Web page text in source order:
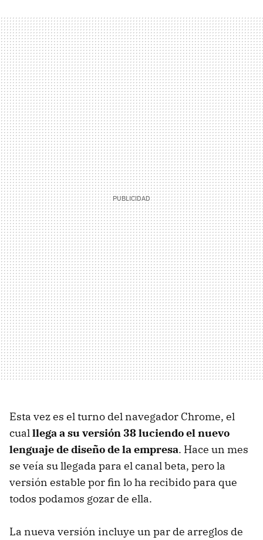
Esta vez es el turno del navegador Chrome, el
cualllega a su versión 38 luciendo el nuevo
lenguaje de diseño de la empresa. Hace un mes
se veía su llegada para el canal beta, pero la
versión estable por fin lo ha recibido para que
todos podamos gozar de ella.
La nueva versión incluye un par de arreglos de